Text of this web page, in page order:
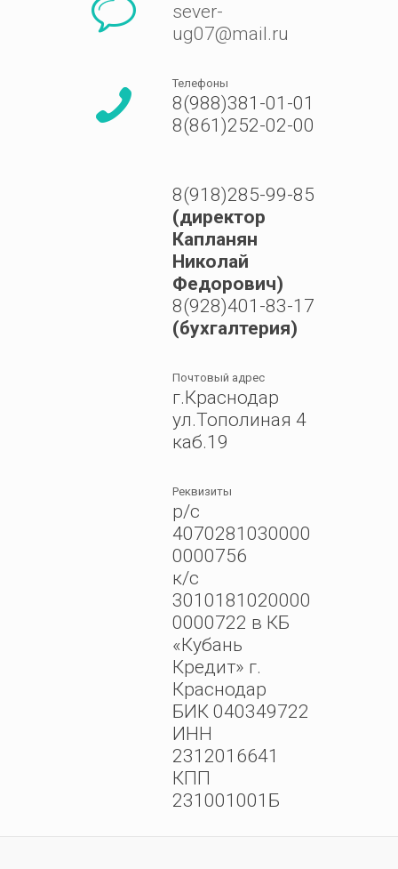
sever-
ug07@mail.ru
Телефоны
8(988)381-01-01
8(861)252-02-00
8(918)285-99-85
(директор
Капланян
Николай
Федорович)
8(928)401-83-17
(бухгалтерия)
Почтовый адрес
г.Краснодар
ул.Тополиная 4
каб.19
Реквизиты
р/с
4070281030000
0000756
к/с
3010181020000
0000722 в КБ
«Кубань
Кредит» г.
Краснодар
БИК 040349722
ИНН
2312016641
КПП
231001001Б